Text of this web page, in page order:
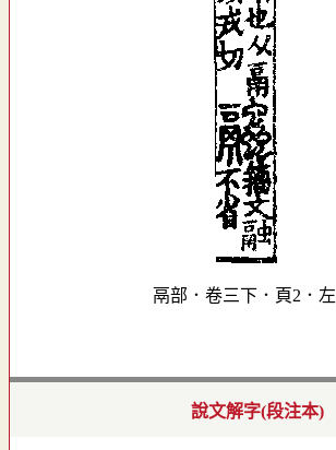
鬲部．卷三下．頁2．左
說文解字(段注本)